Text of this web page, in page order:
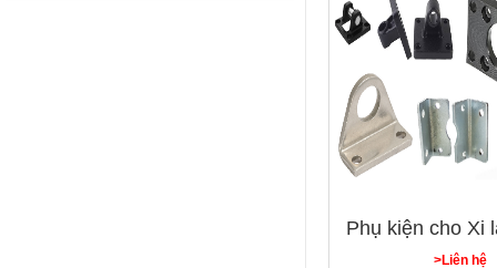
Phụ kiện cho Xi
>Liên hệ